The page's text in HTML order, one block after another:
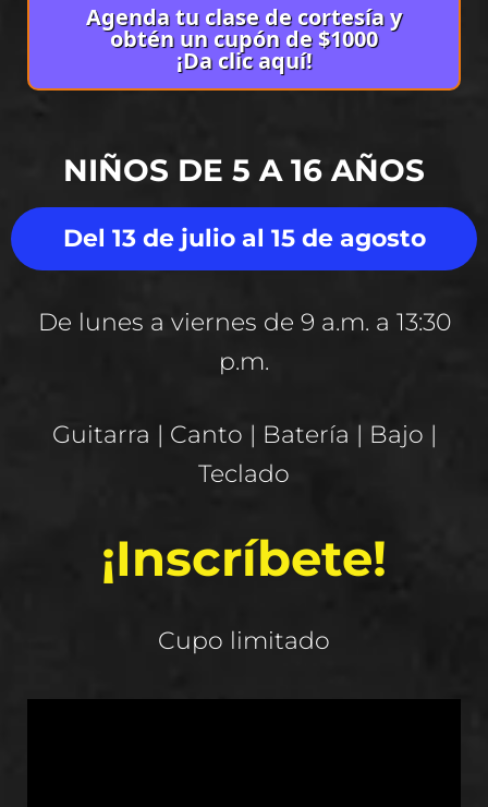
Agenda tu clase de cortesía y
obtén un cupón de $1000
¡Da clic aquí!
NIÑOS DE 5 A 16 AÑOS
Del 13 de julio al 15 de agosto
De lunes a viernes de 9 a.m. a 13:30
p.m.
Guitarra | Canto | Batería | Bajo |
Teclado
¡Inscríbete!
Cupo limitado